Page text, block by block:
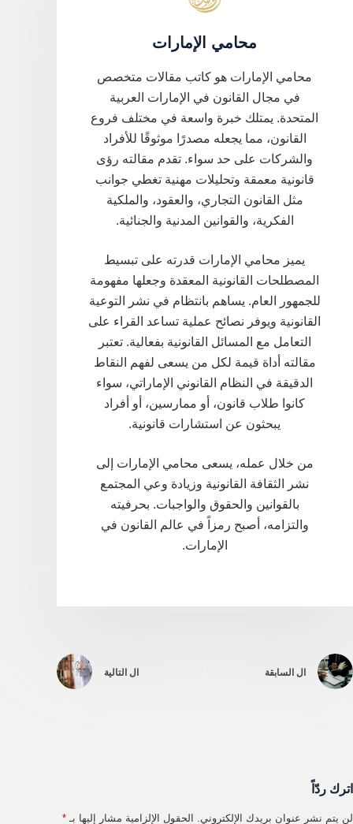
محامي الإمارات
محامي الإمارات هو كاتب مقالات متخصص
في مجال القانون في الإمارات العربية
المتحدة. يمتلك خبرة واسعة في مختلف فروع
القانون، مما يجعله مصدرًا موثوقًا للأفراد
والشركات على حد سواء. تقدم مقالته رؤى
قانونية معمقة وتحليلات مهنية تغطي جوانب
مثل القانون التجاري، والعقود، والملكية
الفكرية، والقوانين المدنية والجنائية.
يميز محامي الإمارات قدرته على تبسيط
المصطلحات القانونية المعقدة وجعلها مفهومة
للجمهور العام. يساهم بانتظام في نشر التوعية
القانونية ويوفر نصائح عملية تساعد القراء على
التعامل مع المسائل القانونية بفعالية. تعتبر
مقالته أداة قيمة لكل من يسعى لفهم النقاط
الدقيقة في النظام القانوني الإماراتي، سواء
كانوا طلاب قانون، أو ممارسين، أو أفراد
يبحثون عن استشارات قانونية.
من خلال عمله، يسعى محامي الإمارات إلى
نشر الثقافة القانونية وزيادة وعي المجتمع
بالقوانين والحقوق والواجبات. بحرفيته
والتزامه، أصبح رمزاً في عالم القانون في
الإمارات.
ال السابقة ال التالية
اترك ردّاً
لن يتم نشر عنوان بريدك الإلكتروني. الحقول الإلزامية مشار إليها بـ *